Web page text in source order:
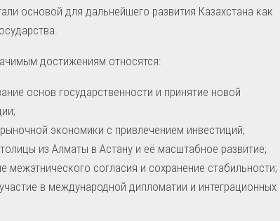
основой для дальнейшего развития Казахстана как
достижениям относятся:
основ государственности и принятие новой
экономики с привлечением инвестиций;
из Алматы в Астану и её масштабное развитие;
межэтнического согласия и сохранение стабильности;
в международной дипломатии и интеграционных